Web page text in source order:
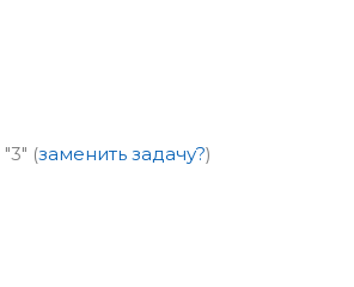
"3" (заменить задачу?)